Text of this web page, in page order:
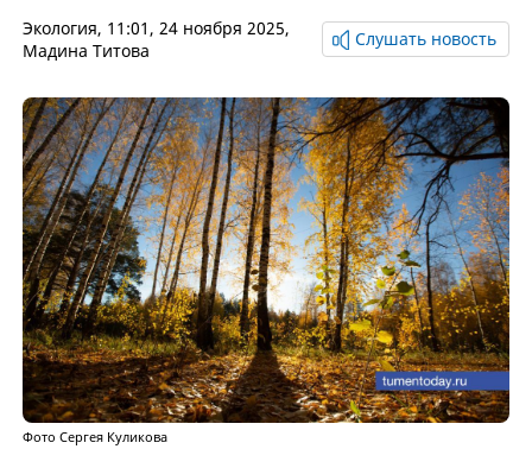
Экология, 11:01, 24 ноября 2025,
Мадина Титова
Слушать новость
Фото Сергея Куликова